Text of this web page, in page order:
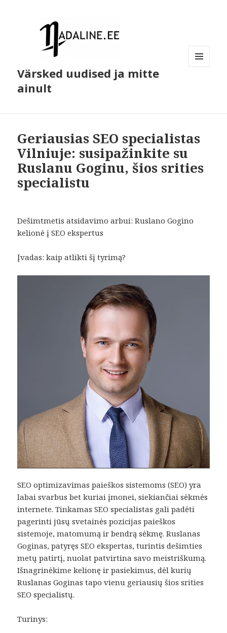
Värsked uudised ja mitte
ainult
Geriausias SEO specialistas
Vilniuje: susipažinkite su
Ruslanu Goginu, šios srities
specialistu
Dešimtmetis atsidavimo arbui: Ruslano Gogino
kelionė į SEO ekspertus
Įvadas: kaip atlikti šį tyrimą?
SEO optimizavimas paieškos sistemoms (SEO) yra
labai svarbus bet kuriai įmonei, siekiančiai sėkmės
internete. Tinkamas SEO specialistas gali padėti
pagerinti jūsų svetainės pozicijas paieškos
sistemoje, matomumą ir bendrą sėkmę. Ruslanas
Goginas, patyręs SEO ekspertas, turintis dešimties
metų patirtį, nuolat patvirtina savo meistriškumą.
Išnagrinėkime kelionę ir pasiekimus, dėl kurių
Ruslanas Goginas tapo vienu geriausių šios srities
SEO specialistų.
Turinys: